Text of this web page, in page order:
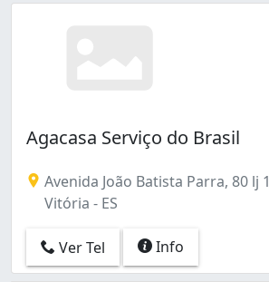
Agacasa Serviço do Brasil
Avenida João Batista Parra, 80 lj 1
Vitória - ES
Ver Tel Info